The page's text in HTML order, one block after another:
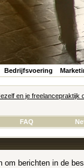
Bedrijfsvoering
en je freelancepraktijk
FAQ
om berichten in de